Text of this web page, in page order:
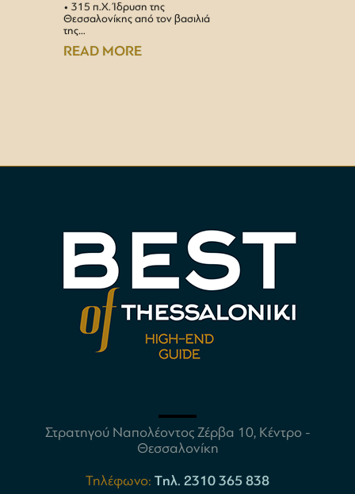
• 315 π.Χ. Ίδρυση της
Θεσσαλονίκης από τον βασιλιά
της…
READ MORE
Στρατηγού Ναπολέοντος Ζέρβα 10, Κέντρο -
Θεσσαλονίκη
Τηλέφωνο: Tηλ. 2310 365 838